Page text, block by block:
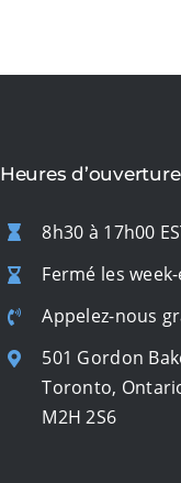
Heures
8h30 à 17h00
Fermé les
Appelez-nous
501 Gordon
Toronto,
M2H 2S6